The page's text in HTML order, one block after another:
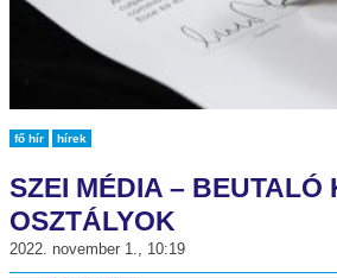
fő hír hírek
SZEI MÉDIA – BEUTALÓ
OSZTÁLYOK
2022. november 1., 10:19